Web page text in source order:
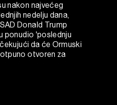
nakon najvećeg
nedelju dana,
Donald Trump
ponudio 'poslednju
da će Ormuski
otvoren za